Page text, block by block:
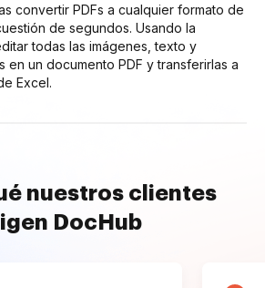
convertir PDFs a cualquier formato de
de segundos. Usando la
todas las imágenes, texto y
en un documento PDF y transferirlas a
Excel.
nuestros clientes
DocHub